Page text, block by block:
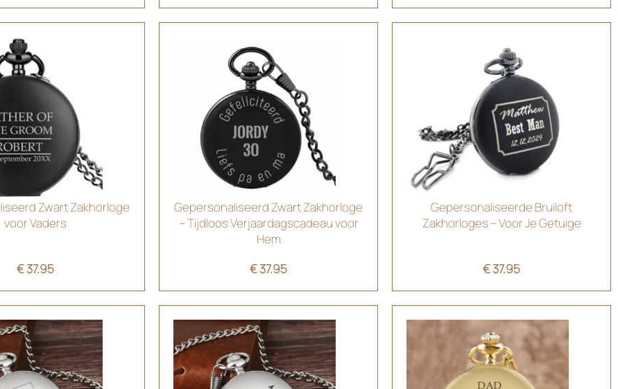
Zwart Zakhorloge
voor Vaders
€37.95
Gepersonaliseerd Zwart Zakhorloge
– Tijdloos Verjaardagscadeau voor
Hem
€37.95
Gepersonaliseerde Bruiloft
Zakhorloges – Voor Je Getuige
€37.95